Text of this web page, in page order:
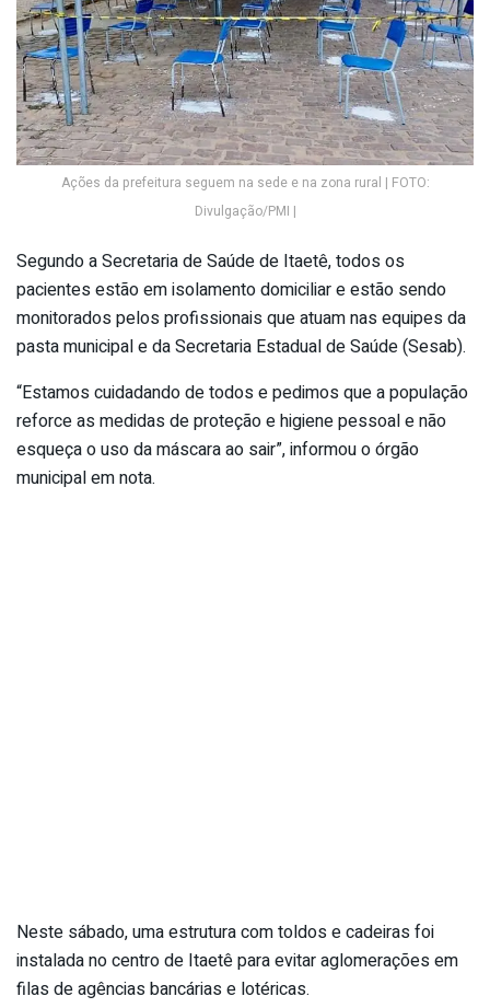
Ações da prefeitura seguem na sede e na zona rural | FOTO:
Divulgação/PMI |
Segundo a Secretaria de Saúde de Itaetê, todos os
pacientes estão em isolamento domiciliar e estão sendo
monitorados pelos profissionais que atuam nas equipes da
pasta municipal e da Secretaria Estadual de Saúde (Sesab).
“Estamos cuidadando de todos e pedimos que a população
reforce as medidas de proteção e higiene pessoal e não
esqueça o uso da máscara ao sair”, informou o órgão
municipal em nota.
Neste sábado, uma estrutura com toldos e cadeiras foi
instalada no centro de Itaetê para evitar aglomerações em
filas de agências bancárias e lotéricas.